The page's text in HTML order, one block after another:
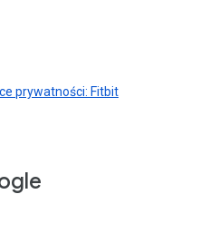
prywatności: Fitbit